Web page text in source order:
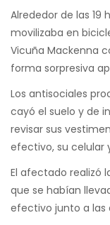
Alrededor de las 19
movilizaba en
Vicuña Mackenna
forma sorpresiva
Los antisociales
cayó el suelo y de
revisar sus
efectivo, su celular
El afectado realizó
que se habían
efectivo junto a las